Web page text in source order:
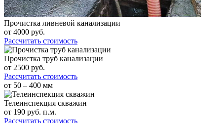
Прочистка ливневой канализации
от 4000 руб.
Рассчитать стоимость
Прочистка труб канализации
от 2500 руб.
Рассчитать стоимость
от 50 – 400 мм
Телеинспекция скважин
от 190 руб. п.м.
Рассчитать стоимость